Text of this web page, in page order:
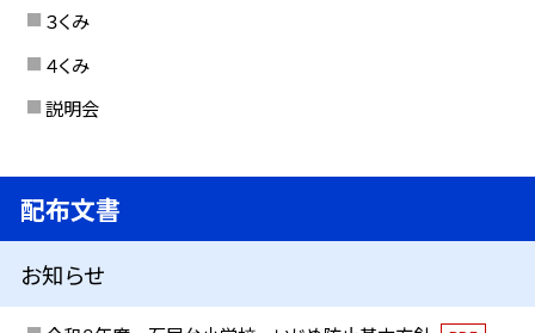
３くみ
４くみ
説明会
配布文書
お知らせ